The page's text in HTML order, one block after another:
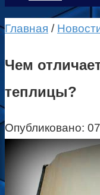
Главная /
Чем
теплицы?
Опубликовано: